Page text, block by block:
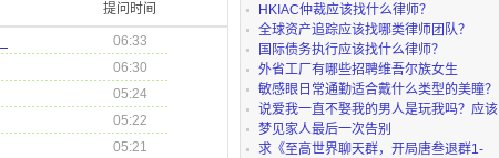
提问时间
06:33
06:30
05:24
05:22
05:21
HKIAC仲裁应该找什么律师？
全球资产追踪应该找哪类律师团队？
国际债务执行应该找什么律师？
外省工厂有哪些招聘维吾尔族女生
敏感眼日常通勤适合戴什么类型的美瞳？
说爱我一直不娶我的男人是玩我吗？应该
及时止损吗？
梦见家人最后一次告别
求《至高世界聊天群，开局唐叁退群1-